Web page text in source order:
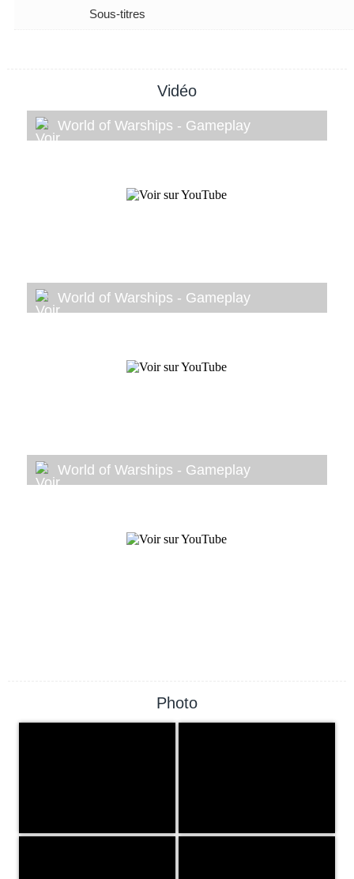
Sous-titres
Vidéo
World of Warships - Gameplay
World of Warships - Gameplay
World of Warships - Gameplay
Photo